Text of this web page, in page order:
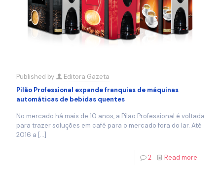
Published by
Editora Gazeta
Pilão Professional expande franquias de máquinas
automáticas de bebidas quentes
No mercado há mais de 10 anos, a Pilão Professional é voltada
para trazer soluções em café para o mercado fora do lar. Até
2016 a […]
2 Read more